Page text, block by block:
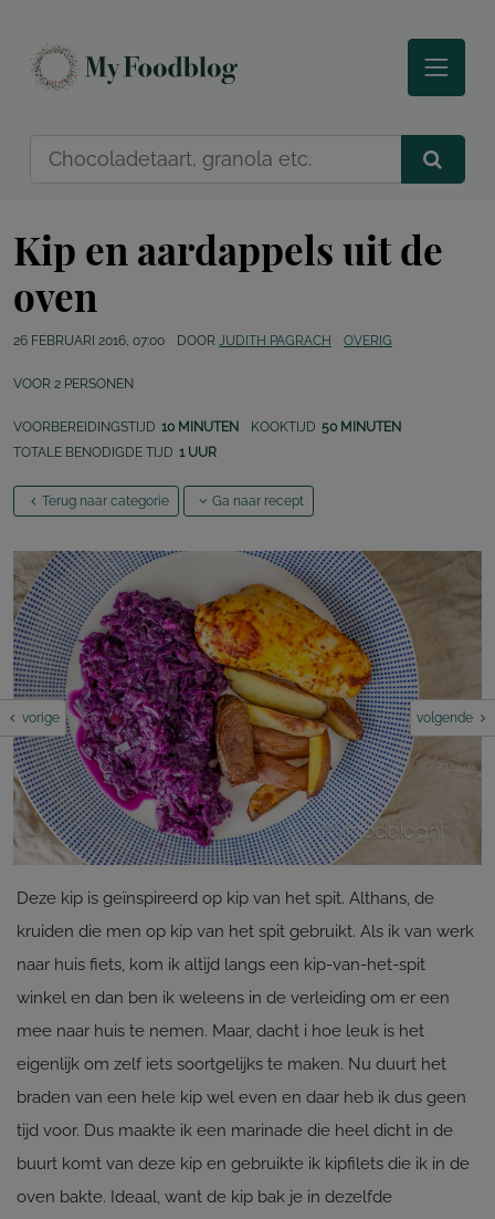
Kip en aardappels uit de
oven
26 FEBRUARI 2016, 07:00 DOOR JUDITH PAGRACH OVERIG
VOOR 2 PERSONEN
VOORBEREIDINGSTIJD 10 MINUTEN KOOKTIJD 50 MINUTEN
TOTALE BENODIGDE TIJD 1 UUR
Terug naar categorie Ga naar recept
vorige volgende
Deze kip is geïnspireerd op kip van het spit. Althans, de
kruiden die men op kip van het spit gebruikt. Als ik van werk
naar huis fiets, kom ik altijd langs een kip-van-het-spit
winkel en dan ben ik weleens in de verleiding om er een
mee naar huis te nemen. Maar, dacht i hoe leuk is het
eigenlijk om zelf iets soortgelijks te maken. Nu duurt het
braden van een hele kip wel even en daar heb ik dus geen
tijd voor. Dus maakte ik een marinade die heel dicht in de
buurt komt van deze kip en gebruikte ik kipfilets die ik in de
oven bakte. Ideaal, want de kip bak je in dezelfde